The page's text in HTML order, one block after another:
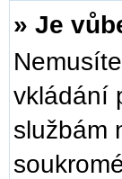
» Je
vkládání
službám